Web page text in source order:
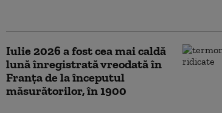
Iulie 2026 a fost cea mai caldă
lună înregistrată vreodată în
Franța de la începutul
măsurătorilor, în 1900